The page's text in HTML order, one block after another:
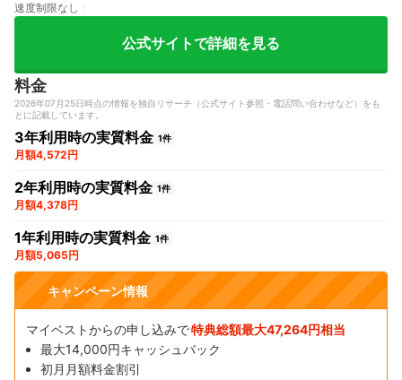
速度制限なし
公式サイトで詳細を見る
料金
2026年07月25日時点の情報を独自リサーチ（公式サイト参照・電話問い合わせなど）をも
とに記載しています。
3年利用時の実質料金 1件
月額4,572円
2年利用時の実質料金 1件
月額4,378円
1年利用時の実質料金 1件
月額5,065円
キャンペーン情報
マイベストからの申し込みで特典総額最大47,264円相当
最大14,000円キャッシュバック
初月月額料金割引